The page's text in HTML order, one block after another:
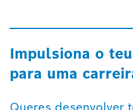
Impulsiona o
para uma